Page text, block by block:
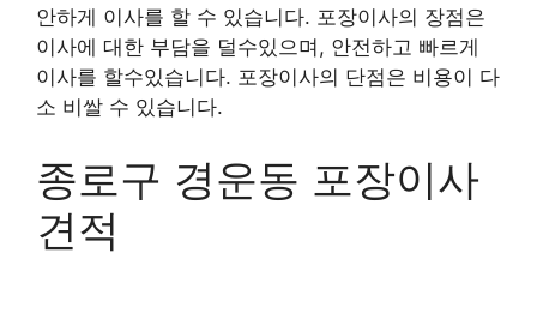
안하게 이사를 할 수 있습니다. 포장이사의 장점은
이사에 대한 부담을 덜수있으며, 안전하고 빠르게
이사를 할수있습니다. 포장이사의 단점은 비용이 다
소 비쌀 수 있습니다.
종로구 경운동 포장이사
견적